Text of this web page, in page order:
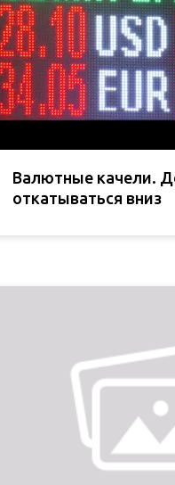
Валютные качели.
откатываться вниз